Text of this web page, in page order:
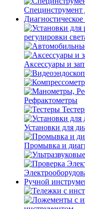
Специнструмент
регулировки
Аксессуары и
Рефрактометры
Установки для
Промывка и
Ручной